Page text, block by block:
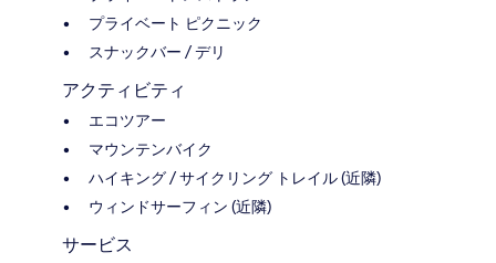
プライベート ピクニック
スナックバー / デリ
アクティビティ
エコツアー
マウンテンバイク
ハイキング / サイクリング トレイル (近隣)
ウィンドサーフィン (近隣)
サービス